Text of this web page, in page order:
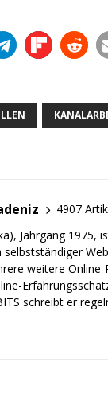
4907
Jahrgang 1975,
selbstständiger
weitere
schreibt er